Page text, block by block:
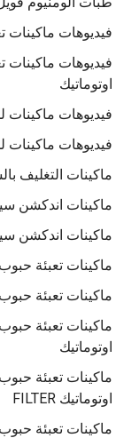
فيديوهات ماكينات
فيديوهات
اوتوماتيك
فيديوهات ماكينات
فيديوهات ماكينات
ماكينات التغليف
ماكينات اندكشن
ماكينات اندكشن
ماكينات تعبئة
ماكينات تعبئة
ماكينات تعبئة
اوتوماتيك
ماكينات تعبئة
اوتوماتيك FILTER
ماكينات تعبئة